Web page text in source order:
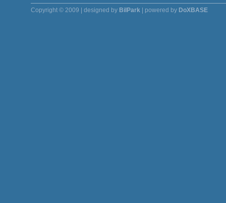
Copyright © 2009 | designed by BilPark | powered by DoXBASE